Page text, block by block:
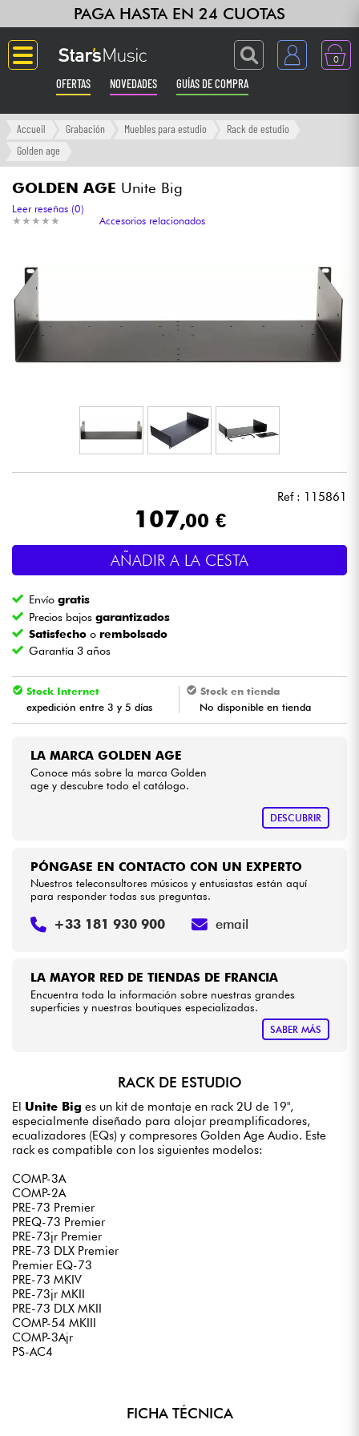
PAGA HASTA EN 24 CUOTAS
0
OFERTAS NOVEDADES GUÍAS DE COMPRA
Langue
Ampli & Efectos
Micros
Luces
Vientos
Niños
Cables & Acces.
Ver nuestras marcas
Accueil Grabación Muebles para estudio
Rack de estudio
Golden age
GOLDEN AGE Unite Big
★ ★ ★ ★ ★
★ ★ ★ ★ ★
Leer reseñas (0)
Accesorios relacionados
Ref : 115861
107,00 €
AÑADIR A LA CESTA
Envíogratis
Precios bajosgarantizados
Satisfecho o rembolsado
Garantía 3 años
Stock Internet
expedición entre 3 y 5 días
Stock en tienda
No disponible en tienda
LA MARCA GOLDEN AGE
Conoce más sobre la marca Golden
age y descubre todo el catálogo.
DESCUBRIR
LA MAYOR RED DE TIENDAS DE FRANCIA
Encuentra toda la información sobre nuestras grandes
superficies y nuestras boutiques especializadas.
SABER MÁS
PÓNGASE EN CONTACTO CON UN EXPERTO
Nuestros teleconsultores músicos y entusiastas están aquí
para responder todas sus preguntas.
+33 181 930 900 email
RACK DE ESTUDIO
El Unite Big es un kit de montaje en rack 2U de 19",
especialmente diseñado para alojar preamplificadores,
ecualizadores (EQs) y compresores Golden Age Audio. Este
rack es compatible con los siguientes modelos:
COMP-3A
COMP-2A
PRE-73 Premier
PREQ-73 Premier
PRE-73jr Premier
PRE-73 DLX Premier
Premier EQ-73
PRE-73 MKIV
PRE-73jr MKII
PRE-73 DLX MKII
COMP-54 MKIII
COMP-3Ajr
PS-AC4
FICHA TÉCNICA